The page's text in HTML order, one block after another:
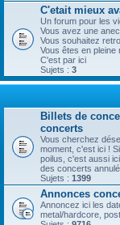
C'etait mieux
Un forum pour les
Vous avez une
Vous souhaitez
Vous êtes en pleine
C'est par ici
Sujets : 3
Billets de
concerts
Vous cherchez
moment, c'est ici !
poilus, c'est aussi
des concerts
Sujets : 1399
Annonces
Annoncez ici les
metal/hardcore,